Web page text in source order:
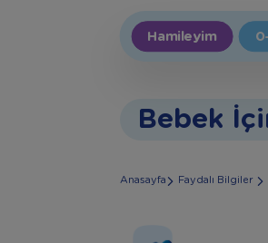
Hamileyim
Bebek
Anasayfa Faydalı Bilgiler